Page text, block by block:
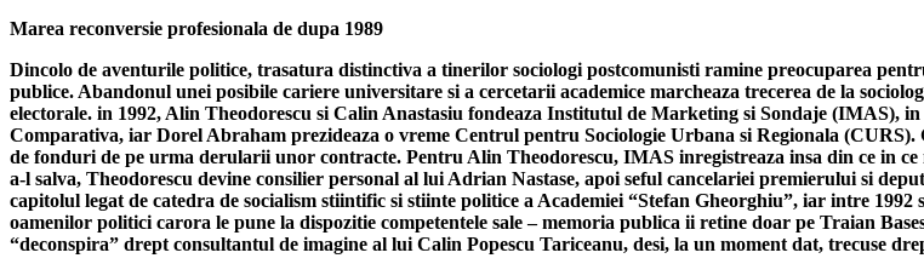
Marea reconversie profesionala de dupa 1989
Dincolo de aventurile politice, trasatura distinctiva a tinerilor sociologi postcomunisti ramine preocuparea
publice. Abandonul unei posibile cariere universitare si a cercetarii academice marcheaza trecerea de la
electorale. in 1992, Alin Theodorescu si Calin Anastasiu fondeaza Institutul de Marketing si Sondaje (IMAS),
Comparativa, iar Dorel Abraham prezideaza o vreme Centrul pentru Sociologie Urbana si Regionala
de fonduri de pe urma derularii unor contracte. Pentru Alin Theodorescu, IMAS inregistreaza insa din ce in
a-l salva, Theodorescu devine consilier personal al lui Adrian Nastase, apoi seful cancelariei premierului si
capitolul legat de catedra de socialism stiintific si stiinte politice a Academiei “Stefan Gheorghiu”, iar intre
oamenilor politici carora le pune la dispozitie competentele sale – memoria publica ii retine doar pe Traian
“deconspira” drept consultantul de imagine al lui Calin Popescu Tariceanu, desi, la un moment dat, trecuse